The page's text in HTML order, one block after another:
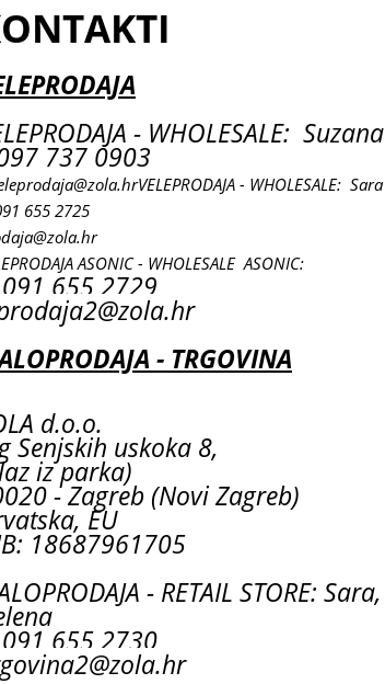
- WHOLESALE: Suzana
737 0903
VELEPRODAJA - WHOLESALE: Sara
655 2725
ASONIC - WHOLESALE ASONIC:
091 655 2729
- TRGOVINA
d.o.o.
Senjskih uskoka 8,
iz parka)
- Zagreb (Novi Zagreb)
EU
18687961705
- RETAIL STORE: Sara,
655 2730